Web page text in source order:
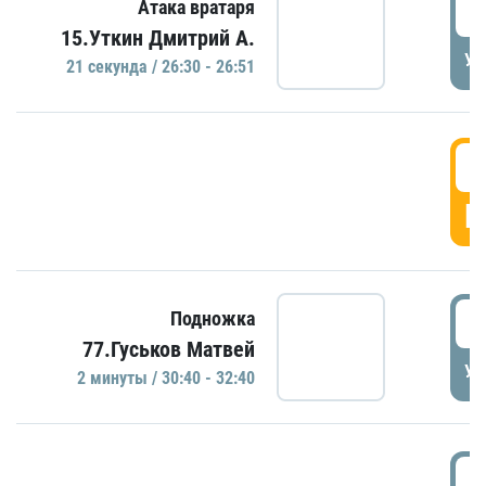
Атака вратаря
15.Уткин Дмитрий А.
21 секундa / 26:30 - 26:51
Подножка
77.Гуськов Матвей
2 минуты / 30:40 - 32:40